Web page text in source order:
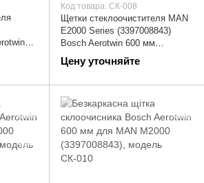
Код товара: СК-008
Щетки стеклоочистителя MAN
E2000 Series (3397008843)
Bosch Aerotwin 600 мм
(дворники) | СК-008
Цену уточняйте